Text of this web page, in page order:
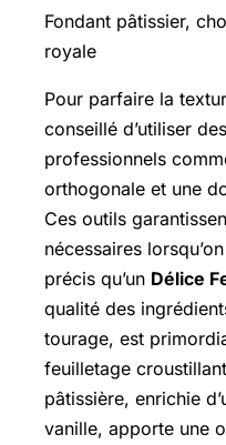
Fondant pâtissier,
royale
Pour parfaire la
conseillé d’utiliser
professionnels
orthogonale et une
Ces outils
nécessaires
précis qu’un Délice
qualité des
tourage, est
feuilletage
pâtissière, enrichie
vanille, apporte une